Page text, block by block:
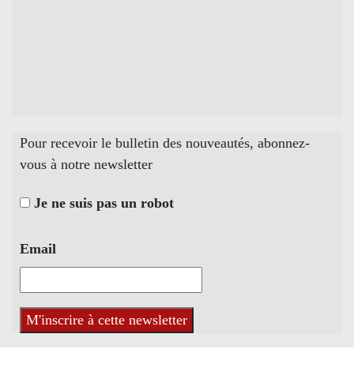
Pour recevoir le bulletin des nouveautés, abonnez-
vous à notre newsletter
Je ne suis pas un robot
Email